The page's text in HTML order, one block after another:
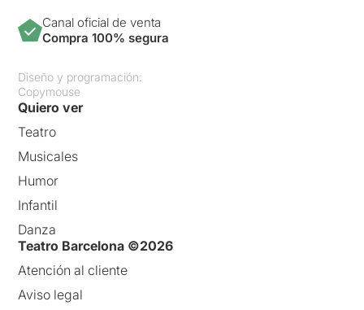
Canal oficial de venta
Compra 100% segura
Diseño y programación:
Copymouse
Quiero ver
Teatro
Musicales
Humor
Infantil
Danza
Teatro Barcelona ©2026
Atención al cliente
Aviso legal